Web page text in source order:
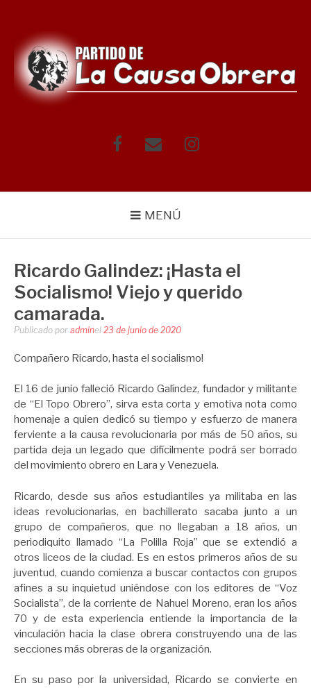
contenido
FacebookCorreo Instagram
MENÚ
Ricardo Galindez: ¡Hasta el
Socialismo! Viejo y querido
camarada.
Publicado por adminel 23 de junio de 2020
Compañero Ricardo, hasta el socialismo!
El 16 de junio falleció Ricardo Galíndez, fundador y militante
de “El Topo Obrero”, sirva esta corta y emotiva nota como
homenaje a quien dedicó su tiempo y esfuerzo de manera
ferviente a la causa revolucionaria por más de 50 años, su
partida deja un legado que difícilmente podrá ser borrado
del movimiento obrero en Lara y Venezuela.
Ricardo, desde sus años estudiantiles ya militaba en las
ideas revolucionarias, en bachillerato sacaba junto a un
grupo de compañeros, que no llegaban a 18 años, un
periodiquito llamado “La Polilla Roja” que se extendió a
otros liceos de la ciudad. Es en estos primeros años de su
juventud, cuando comienza a buscar contactos con grupos
afines a su inquietud uniéndose con los editores de “Voz
Socialista”, de la corriente de Nahuel Moreno, eran los años
70 y de esta experiencia entiende la importancia de la
vinculación hacia la clase obrera construyendo una de las
secciones más obreras de la organización.
En su paso por la universidad, Ricardo se convierte en